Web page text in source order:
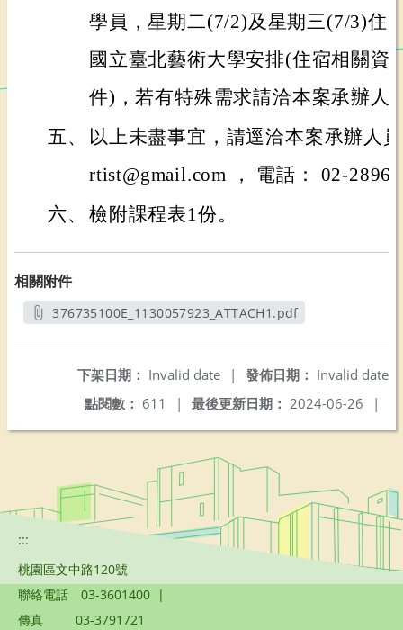
學員，星期二(7/2)及星期三(7/3)住
國立臺北藝術大學安排(住宿相關資
件)，若有特殊需求請洽本案承辦人
五、
以上未盡事宜，請逕洽本案承辦人
rtist@gmail.com ， 電話： 02-
六、 檢附課程表1份。
相關附件
376735100E_1130057923_ATTACH1.pdf
發佈日期： Invalid date
下架日期： Invalid date
|
最後更新日期： 2024-06-26 |
點閱數： 611 |
:::
桃園區文中路120號
聯絡電話
03-3601400 |
傳真
03-3791721